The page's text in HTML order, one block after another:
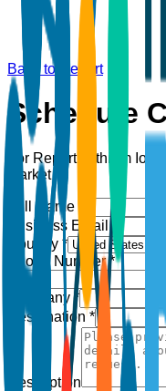
Back to Report
Schedule
For Report:
Lithium Ion
Market
Full Name *
Business Email *
Country *
Phone Number *
Company *
Designation *
Description